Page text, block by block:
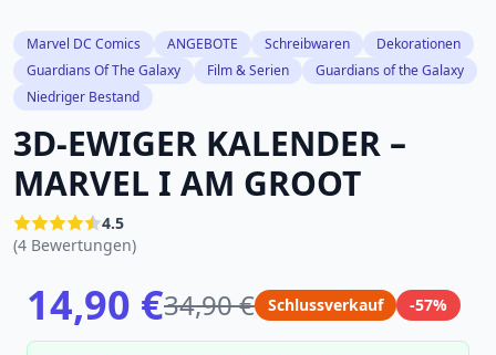
Marvel DC Comics ANGEBOTE Schreibwaren
Dekorationen
Guardians Of The Galaxy
Film & Serien
Guardians of the Galaxy
Niedriger Bestand
3D-EWIGER KALENDER –
MARVEL I AM GROOT
4.5
(4 Bewertungen)
14,90 €34,90 € Schlussverkauf -57%